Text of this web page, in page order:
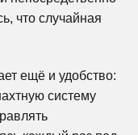
что случайная
ещё и удобство:
систему